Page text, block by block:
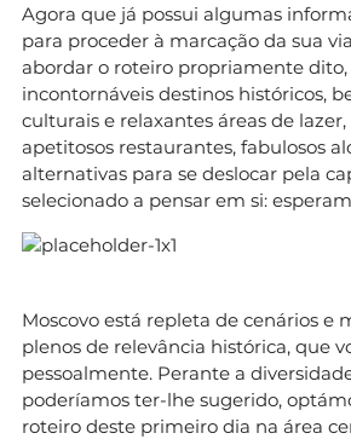
Agora que já possui algumas
para proceder à marcação da sua
abordar o roteiro propriamente dito,
incontornáveis destinos históricos,
culturais e relaxantes áreas de
apetitosos restaurantes, fabulosos
alternativas para se deslocar pela
selecionado a pensar em si:
Moscovo está repleta de cenários e
plenos de relevância histórica, que
pessoalmente. Perante a
poderíamos ter-lhe sugerido,
roteiro deste primeiro dia na área